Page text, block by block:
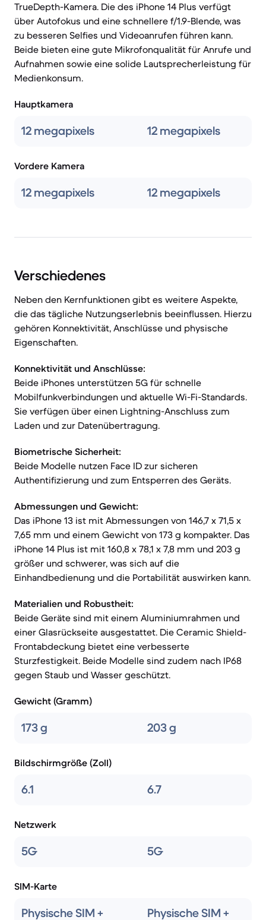
TrueDepth-Kamera. Die des iPhone 14 Plus verfügt
über Autofokus und eine schnellere f/1.9-Blende, was
zu besseren Selfies und Videoanrufen führen kann.
Beide bieten eine gute Mikrofonqualität für Anrufe und
Aufnahmen sowie eine solide Lautsprecherleistung für
Medienkonsum.
Hauptkamera
12 megapixels 12 megapixels
Vordere Kamera
12 megapixels 12 megapixels
Verschiedenes
Neben den Kernfunktionen gibt es weitere Aspekte,
die das tägliche Nutzungserlebnis beeinflussen. Hierzu
gehören Konnektivität, Anschlüsse und physische
Eigenschaften.
Konnektivität und Anschlüsse:
Beide iPhones unterstützen 5G für schnelle
Mobilfunkverbindungen und aktuelle Wi-Fi-Standards.
Sie verfügen über einen Lightning-Anschluss zum
Laden und zur Datenübertragung.
Biometrische Sicherheit:
Beide Modelle nutzen Face ID zur sicheren
Authentifizierung und zum Entsperren des Geräts.
Abmessungen und Gewicht:
Das iPhone 13 ist mit Abmessungen von 146,7 x 71,5 x
7,65 mm und einem Gewicht von 173 g kompakter. Das
iPhone 14 Plus ist mit 160,8 x 78,1 x 7,8 mm und 203 g
größer und schwerer, was sich auf die
Einhandbedienung und die Portabilität auswirken kann.
Materialien und Robustheit:
Beide Geräte sind mit einem Aluminiumrahmen und
einer Glasrückseite ausgestattet. Die Ceramic Shield-
Frontabdeckung bietet eine verbesserte
Sturzfestigkeit. Beide Modelle sind zudem nach IP68
gegen Staub und Wasser geschützt.
Gewicht (Gramm)
173 g 203 g
Bildschirmgröße (Zoll)
6.1 6.7
Netzwerk
5G 5G
SIM-Karte
Physische SIM + Physische SIM +